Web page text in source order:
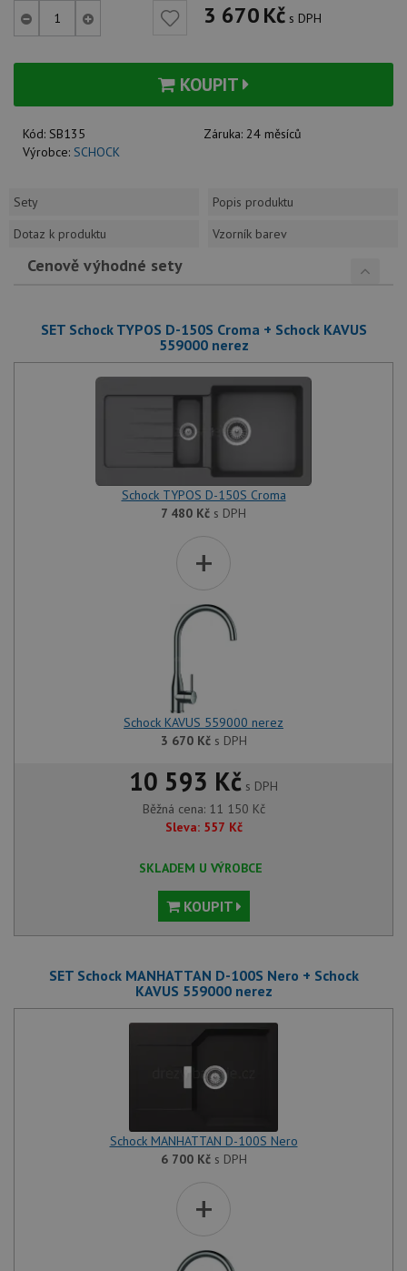
3 670Kč s DPH
KOUPIT
Kód: SB135 Záruka: 24 měsíců
Výrobce: SCHOCK
Sety
Popis produktu
Dotaz k produktu
Vzorník barev
Cenově výhodné sety
SET Schock TYPOS D-150S Croma + Schock KAVUS
559000 nerez
Schock TYPOS D-150S Croma
7 480 Kč s DPH
+
Schock KAVUS 559000 nerez
3 670 Kčs DPH
10 593 Kč s DPH
Běžná cena: 11 150 Kč
Sleva: 557 Kč
SKLADEM U VÝROBCE
KOUPIT
SET Schock MANHATTAN D-100S Nero + Schock
KAVUS 559000 nerez
Schock MANHATTAN D-100S Nero
6 700 Kčs DPH
+